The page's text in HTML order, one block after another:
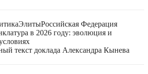
ЭлитыРоссийская Федерация
в 2026 году: эволюция и
текст доклада Александра Кынева